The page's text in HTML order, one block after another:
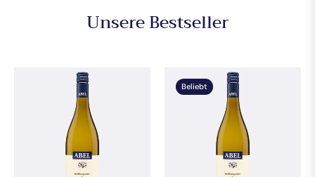
Unsere Bestseller
Beliebt